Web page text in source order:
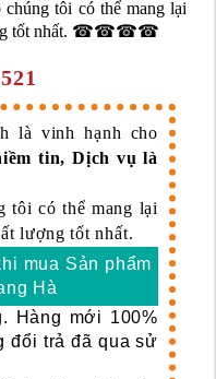
tôi có thể mang lại
tốt nhất. ☎☎☎☎
là vinh hạnh cho
tin, Dịch vụ là
tôi có thể mang lại
lượng tốt nhất.
mua Sản phẩm
Hà
Hàng mới 100%
đổi trả đã qua sử